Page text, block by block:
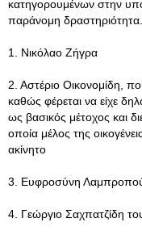
κατηγορουμένων στην
παράνομη δραστηριότητα.
1. Νικόλαο Ζήγρα
2. Αστέριο Οικονομίδη,
καθώς φέρεται να είχε
ως βασικός μέτοχος και
οποία μέλος της
ακίνητο
3. Ευφροσύνη
4. Γεώργιο Σαχπατζίδη